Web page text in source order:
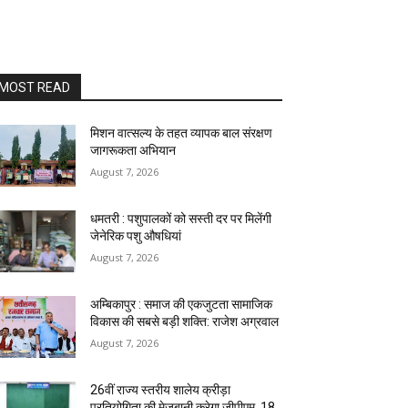
READ
मिशन वात्सल्य के तहत व्यापक बाल संरक्षण
जागरूकता अभियान
August 7, 2026
धमतरी : पशुपालकों को सस्ती दर पर मिलेंगी
जेनेरिक पशु औषधियां
August 7, 2026
अम्बिकापुर : समाज की एकजुटता सामाजिक
विकास की सबसे बड़ी शक्ति: राजेश अग्रवाल
August 7, 2026
26वीं राज्य स्तरीय शालेय क्रीड़ा